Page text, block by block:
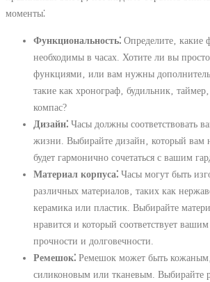
моменты⁚
Функциональность⁚ Определите‚ какие
необходимы в часах. Хотите ли вы
функциями‚ или вам нужны
такие как хронограф‚ будильник‚
компас?
Дизайн⁚ Часы должны соответствовать
жизни. Выбирайте дизайн‚ который вам
будет гармонично сочетаться с вашим
Материал корпуса⁚ Часы могут быть
различных материалов‚ таких как
керамика или пластик. Выбирайте
нравится и который соответствует
прочности и долговечности.
Ремешок⁚ Ремешок может быть кожаным‚
силиконовым или тканевым. Выбирайте